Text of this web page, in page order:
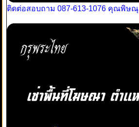
ติดต่อสอบถาม 087-613-1076 คุณพิษณุ